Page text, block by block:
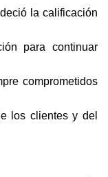
la calificación
para continuar
comprometidos
los clientes y del